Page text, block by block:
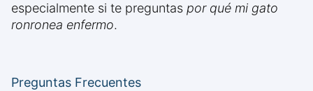
especialmente si te preguntas por qué mi gato
ronronea enfermo.
Preguntas Frecuentes